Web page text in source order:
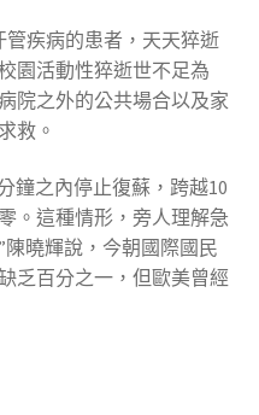
疾病的患者，天天猝逝
園活動性猝逝世不足為
院之外的公共場合以及家
救。
鐘之內停止復蘇，跨越10
。這種情形，旁人理解急
曉輝說，今朝國際國民
乏百分之一，但歐美曾經